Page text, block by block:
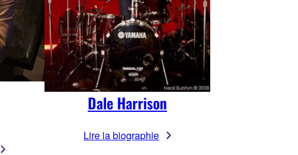
Dale Harrison
Lire la biographie